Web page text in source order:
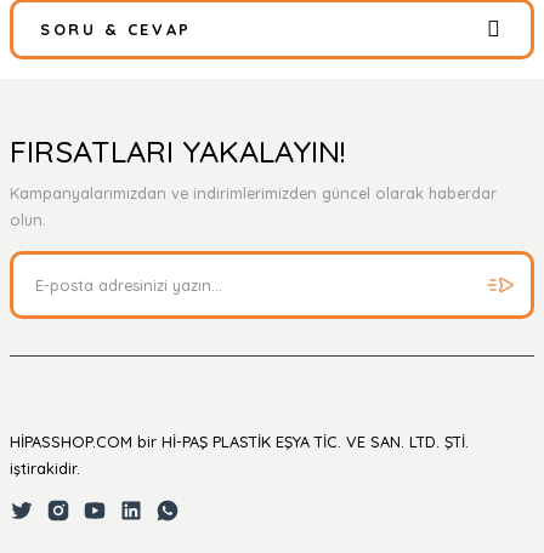
Bu ürüne ilk yorumu siz yapın!
Yorum Yaz
SORU & CEVAP
Ürün hakkında henüz soru sorulmamış.
FIRSATLARI YAKALAYIN!
Kampanyalarımızdan ve indirimlerimizden güncel olarak haberdar
olun.
HİPASSHOP.COM bir Hİ-PAŞ PLASTİK EŞYA TİC. VE SAN. LTD. ŞTİ.
iştirakidir.